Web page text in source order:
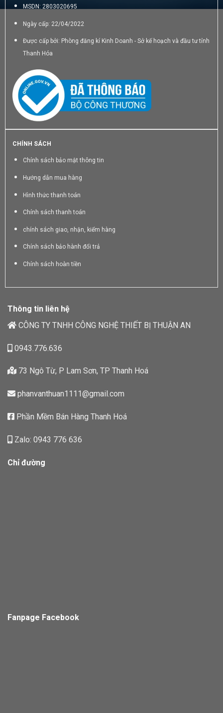
MSDN: 2803020695
Ngày cấp: 22/04/2022
Được cấp bởi: Phòng đăng kí Kinh Doanh - Sở kế hoạch và đầu tư tỉnh
Thanh Hóa
CHÍNH SÁCH
Chính sách bảo mật thông tin
Hướng dẫn mua hàng
Hình thức thanh toán
Chính sách thanh toán
chính sách giao, nhận, kiểm hàng
Chính sách bảo hành đổi trả
Chính sách hoàn tiền
Thông tin liên hệ
CÔNG TY TNHH CÔNG NGHỆ THIẾT BỊ THUẬN AN
0943.776.636
73 Ngô Từ, P Lam Sơn, TP Thanh Hoá
phanvanthuan1111@gmail.com
Phần Mềm Bán Hàng Thanh Hoá
Zalo: 0943 776 636
Chỉ đường
Fanpage Facebook